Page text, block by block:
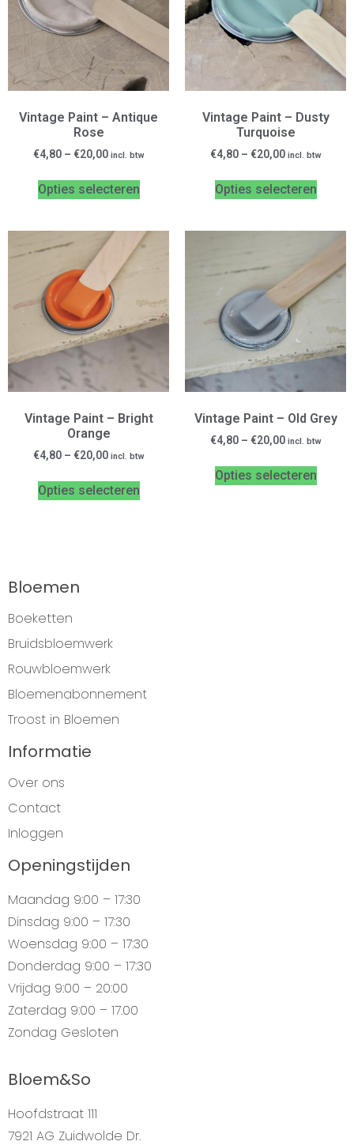
Vintage Paint – Antique
Rose
€4,80– €20,00 incl. btw
Opties selecteren
Vintage Paint – Dusty
Turquoise
€4,80– €20,00 incl. btw
Opties selecteren
Vintage Paint – Bright
Orange
€4,80– €20,00 incl. btw
Opties selecteren
Vintage Paint – Old Grey
€4,80– €20,00 incl. btw
Opties selecteren
Bloemen
Boeketten
Bruidsbloemwerk
Rouwbloemwerk
Bloemenabonnement
Troost in Bloemen
Informatie
Over ons
Contact
Inloggen
Openingstijden
Maandag 9:00 – 17:30
Dinsdag 9:00 – 17:30
Woensdag 9:00 – 17:30
Donderdag 9:00 – 17:30
Vrijdag 9:00 – 20:00
Zaterdag 9:00 – 17.00
Zondag Gesloten
Bloem&So
Hoofdstraat 111
7921 AG Zuidwolde Dr.